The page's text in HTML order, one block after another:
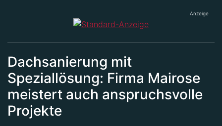
Anzeige
Dachsanierung mit
Speziallösung: Firma Mairose
meistert auch anspruchsvolle
Projekte